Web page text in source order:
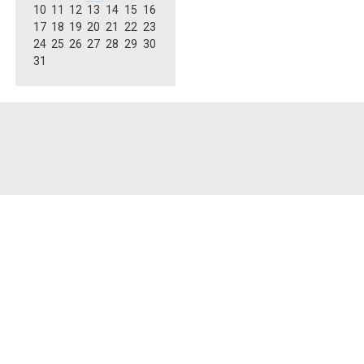
10 11 12 13 14 15 16
17 18 19 20 21 22 23
24 25 26 27 28 29 30
31